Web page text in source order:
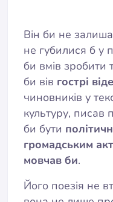
Він би не
не губилися б у
би вмів зробити
би вів гострі
чиновників у
культуру, писав
би бути
громадським
мовчав би.
Його поезія не